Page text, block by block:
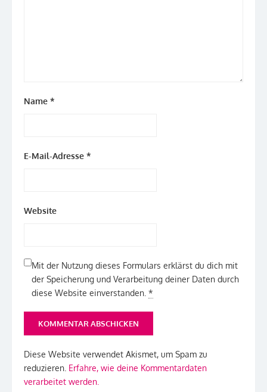
Name *
E-Mail-Adresse *
Website
Mit der Nutzung dieses Formulars erklärst du dich mit
der Speicherung und Verarbeitung deiner Daten durch
diese Website einverstanden. *
Diese Website verwendet Akismet, um Spam zu
reduzieren. Erfahre, wie deine Kommentardaten
verarbeitet werden.